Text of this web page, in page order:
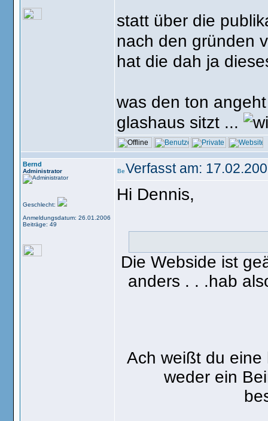
statt über die
nach den gründen
hat die dah ja
was den ton
glashaus sitzt ...
Bernd
Administrator
Geschlecht:
Anmeldungsdatum: 26.01.2006
Beiträge: 49
Verfasst am:
Hi Dennis,
Die Webside ist
anders . . .hab
Ach weißt du eine
weder ein